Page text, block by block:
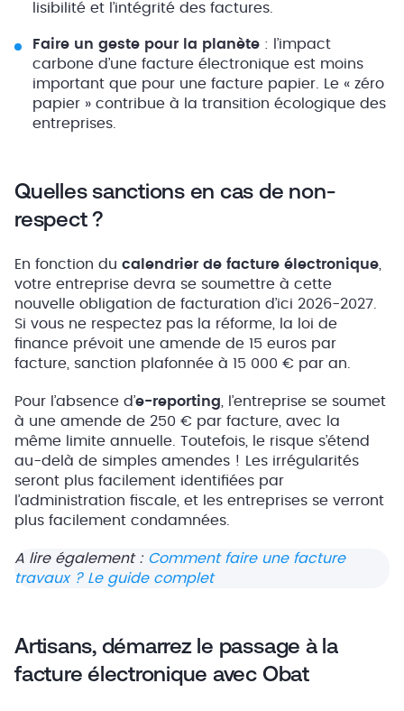
lisibilité et l’intégrité des factures.
Faire un geste pour la planète : l’impact
carbone d’une facture électronique est moins
important que pour une facture papier. Le « zéro
papier » contribue à la transition écologique des
entreprises.
Quelles sanctions en cas de non-
respect ?
En fonction du calendrier de facture électronique,
votre entreprise devra se soumettre à cette
nouvelle obligation de facturation d’ici 2026-2027.
Si vous ne respectez pas la réforme, la loi de
finance prévoit une amende de 15 euros par
facture, sanction plafonnée à 15 000 € par an.
Pour l’absence d’e-reporting, l’entreprise se soumet
à une amende de 250 € par facture, avec la
même limite annuelle. Toutefois, le risque s’étend
au-delà de simples amendes ! Les irrégularités
seront plus facilement identifiées par
l’administration fiscale, et les entreprises se verront
plus facilement condamnées.
A lire également : Comment faire une facture
travaux ? Le guide complet
Artisans, démarrez le passage à la
facture électronique avec Obat